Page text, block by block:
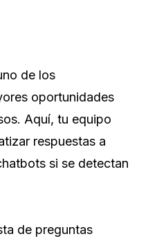
de los
oportunidades
Aquí, tu equipo
respuestas a
si se detectan
de preguntas